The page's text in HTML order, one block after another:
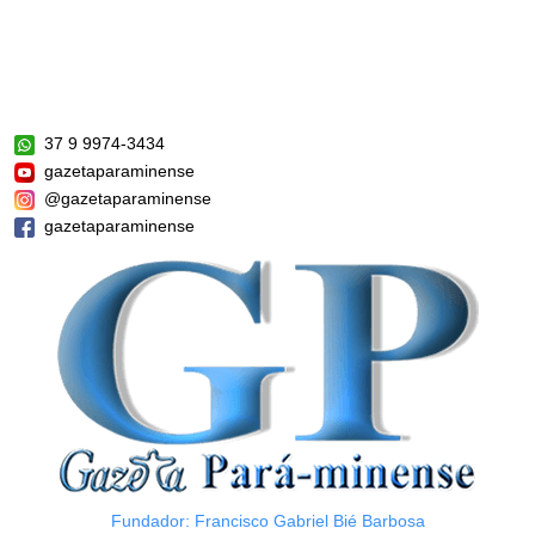
37 9 9974-3434
gazetaparaminense
@gazetaparaminense
gazetaparaminense
Fundador: Francisco Gabriel Bié Barbosa